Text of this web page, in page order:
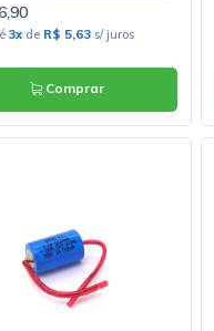
3x de R$ 5,63 s/ juros
Comprar